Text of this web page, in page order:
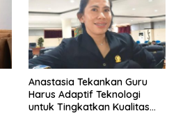
Anastasia Tekankan Guru
Harus Adaptif Teknologi
untuk Tingkatkan Kualitas